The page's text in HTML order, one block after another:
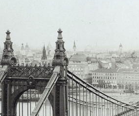
Berlin
III. Frigyes Vilmos porosz király szobra mögött az Altes Museum a Lustgarten felől nézve.
1913 ·
Tiergarten,